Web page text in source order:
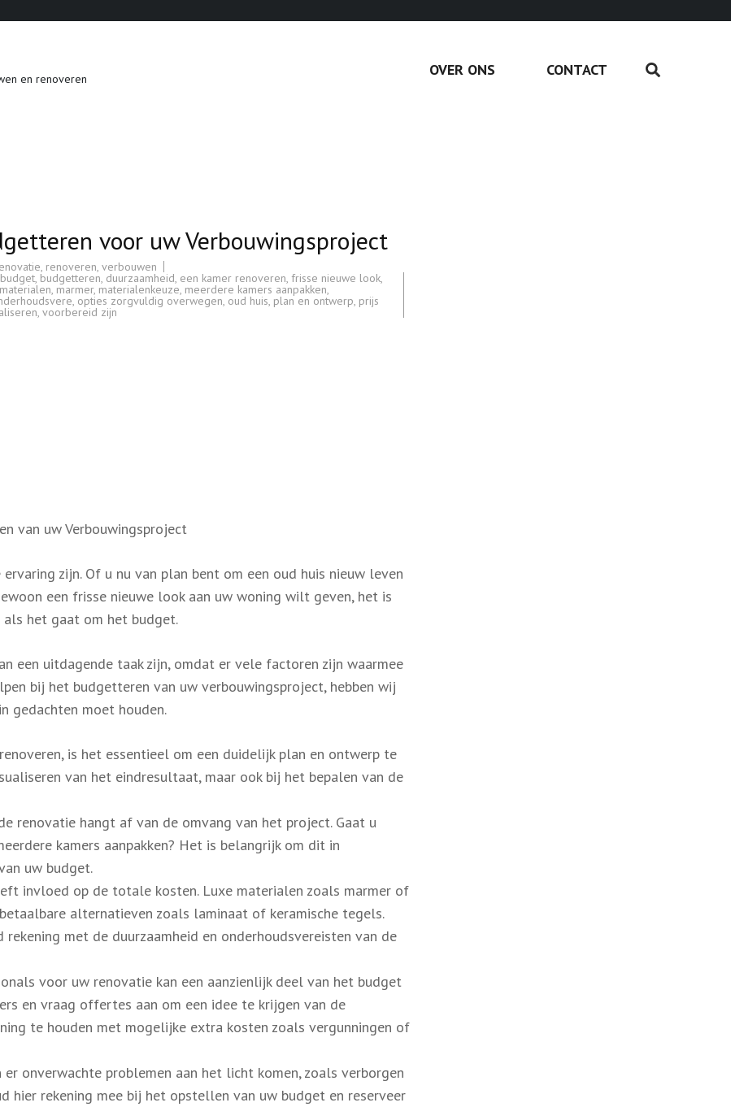
en renoveren OVER ONS CONTACT
voor uw Verbouwingsproject
renoveren verbouwen
budget, budgetteren, duurzaamheid, een kamer renoveren, frisse nieuwe look,
, marmer, materialenkeuze, meerdere kamers aanpakken,
, opties zorgvuldig overwegen, oud huis, plan en ontwerp, prijs
, voorbereid zijn
van uw Verbouwingsproject
zijn. Of u nu van plan bent om een oud huis nieuw leven
een frisse nieuwe look aan uw woning wilt geven, het is
het gaat om het budget.
een uitdagende taak zijn, omdat er vele factoren zijn waarmee
bij het budgetteren van uw verbouwingsproject, hebben wij
gedachten moet houden.
is het essentieel om een duidelijk plan en ontwerp te
van het eindresultaat, maar ook bij het bepalen van de
renovatie hangt af van de omvang van het project. Gaat u
kamers aanpakken? Het is belangrijk om dit in
uw budget.
invloed op de totale kosten. Luxe materialen zoals marmer of
alternatieven zoals laminaat of keramische tegels.
met de duurzaamheid en onderhoudsvereisten van de
voor uw renovatie kan een aanzienlijk deel van het budget
en vraag offertes aan om een idee te krijgen van de
te houden met mogelijke extra kosten zoals vergunningen of
onverwachte problemen aan het licht komen, zoals verborgen
hier rekening mee bij het opstellen van uw budget en reserveer